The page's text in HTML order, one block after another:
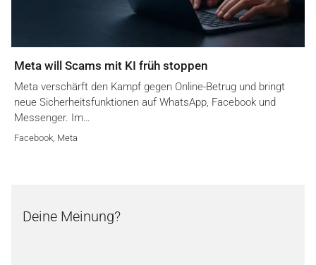
Meta will Scams mit KI früh stoppen
Meta verschärft den Kampf gegen Online-Betrug und bringt
neue Sicherheitsfunktionen auf WhatsApp, Facebook und
Messenger. Im…
Facebook Meta
Deine Meinung?